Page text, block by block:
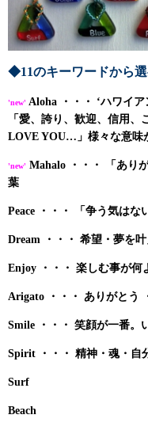
◆11のキーワードから
'new' Aloha ・・・ ‘ハワイ
「愛、誇り、歓迎、信用
LOVE YOU…」様々な意味
'new' Mahalo ・・・ 「あり
葉
Peace ・・・ 「争う気は
Dream ・・・ 希望・夢を
Enjoy ・・・ 楽しむ事が何
Arigato ・・・ ありがとう
Smile ・・・ 笑顔が一番。
Spirit ・・・ 精神・魂・自
Surf
Beach